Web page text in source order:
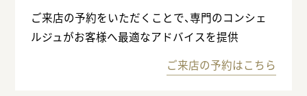
ご来店の予約をいただくことで、専門のコンシェ
ルジュがお客様へ最適なアドバイスを提供
ご来店の予約はこちら